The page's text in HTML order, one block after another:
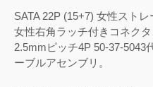
SATA 22P (15+7) 女性スト
女性右角ラッチ付きコネク
2.5mmピッチ4P 50-37-5043
ーブルアセンブリ。